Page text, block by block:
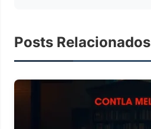
Posts Relacionados